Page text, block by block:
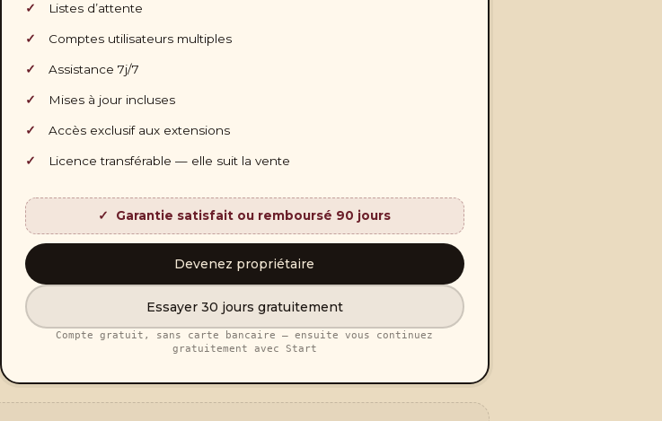
Listes d’attente
Comptes utilisateurs multiples
Assistance 7j/7
Mises à jour incluses
Accès exclusif aux extensions
Licence transférable — elle suit la vente
Garantie satisfait ou remboursé 90 jours
Devenez propriétaire
Essayer 30 jours gratuitement
Compte gratuit, sans carte bancaire — ensuite vous continuez
gratuitement avec Start